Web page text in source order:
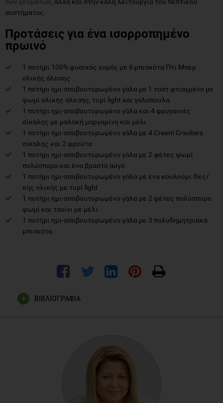
συστήματος.
Προτάσεις για ένα ισορροπημένο
πρωινό
1 ποτήρι 100% φυσικός χυμός με 6 μπισκότα Πτι Μπερ
ολικής άλεσης
1 ποτήρι ημι-αποβουτυρωμένο γάλα με 1 τοστ φτιαγμένο με
ψωμί ολικής άλεσης, τυρί light και γαλοπούλα
1 ποτήρι ημι-αποβουτυρωμένο γάλα και 4 φρυγανιές
σίκαλης με μαλακή μαργαρίνη και μέλι
1 ποτήρι ημι-αποβουτυρωμένο γάλα με 4 Cream Crackers
σίκαλης και 2 φρούτα
1 ποτήρι ημι-αποβουτυρωμένο γάλα με 2 φέτες ψωμί
πολύσπορο και ένα βραστό αυγό
1 ποτήρι ημι-αποβουτυρωμένο γάλα με ένα κουλούρι Θες/
κης ολικής με τυρί light
1 ποτήρι ημι-αποβουτυρωμένο γάλα με 2 φέτες πολύσπορο
ψωμί και ταχίνι με μέλι
1 ποτήρι ημι-αποβουτυρωμένο γάλα με 3 πολυδημητριακά
μπισκότα
ΒΙΒΛΙΟΓΡΑΦΙΑ
Third National Health and Nutrition Examination Survey
(NHANES III). Journal of the American College of Nutrition,
Vol.22, No. 4, 296-302 (2003